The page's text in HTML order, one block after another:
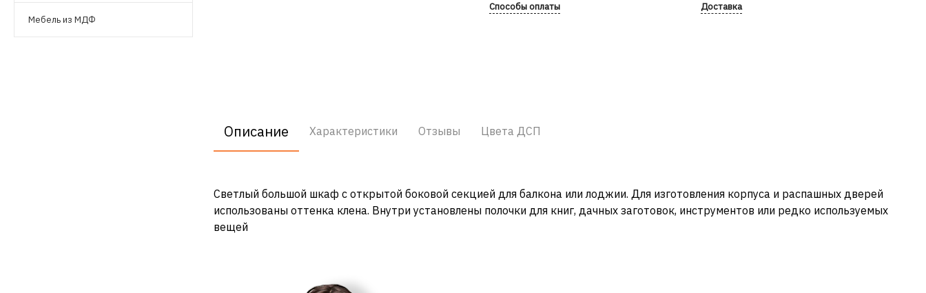
Мебель из МДФ
Способы оплаты Доставка
Описание Характеристики Отзывы Цвета ДСП
Светлый большой шкаф с открытой боковой секцией для балкона или лоджии. Для изготовления корпуса и распашных дверей
использованы оттенка клена. Внутри установлены полочки для книг, дачных заготовок, инструментов или редко используемых
вещей